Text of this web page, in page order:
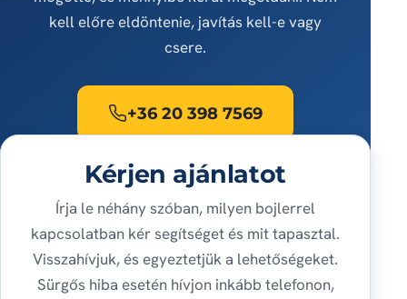
kell előre eldöntenie, javítás kell-e vagy
csere.
+36 20 398 7569
Kérjen ajánlatot
Írja le néhány szóban, milyen bojlerrel
kapcsolatban kér segítséget és mit tapasztal.
Visszahívjuk, és egyeztetjük a lehetőségeket.
Sürgős hiba esetén hívjon inkább telefonon,